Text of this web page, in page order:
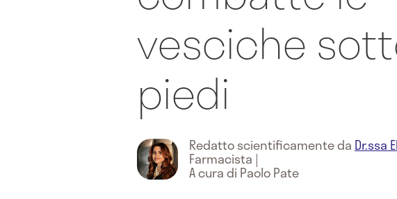
vesciche
piedi
Redatto scientificamente da Dr.ssa
Farmacista |
A cura di Paolo Pate